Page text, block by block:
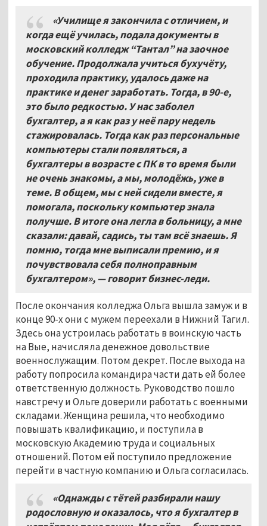
«Училище я закончила с отличием, и
когда ещё училась, подала документы в
московский колледж “Тантал” на заочное
обучение. Продолжала учиться бухучёту,
проходила практику, удалось даже на
практике и денег заработать. Тогда, в 90-е,
это было редкостью. У нас заболел
бухгалтер, а я как раз у неё пару недель
стажировалась. Тогда как раз персональные
компьютеры стали появляться, а
бухгалтеры в возрасте с ПК в то время были
не очень знакомы, а мы, молодёжь, уже в
теме. В общем, мы с ней сидели вместе, я
помогала, поскольку компьютер знала
получше. В итоге она легла в больницу, а мне
сказали: давай, садись, ты там всё знаешь. Я
помню, тогда мне выписали премию, и я
почувствовала себя полноправным
бухгалтером», — говорит бизнес-леди.
После окончания колледжа Ольга вышла замуж и в
конце 90-х они с мужем переехали в Нижний Тагил.
Здесь она устроилась работать в воинскую часть
на Вые, начисляла денежное довольствие
военнослужащим. Потом декрет. После выхода на
работу попросила командира части дать ей более
ответственную должность. Руководство пошло
навстречу и Ольге доверили работать с военными
складами. Женщина решила, что необходимо
повышать квалификацию, и поступила в
московскую Академию труда и социальных
отношений. Потом ей поступило предложение
перейти в частную компанию и Ольга согласилась.
«Однажды с тётей разбирали нашу
родословную и оказалось, что я бухгалтер в